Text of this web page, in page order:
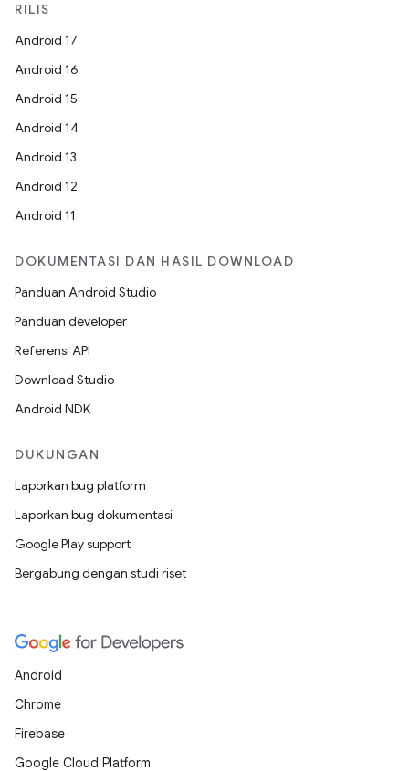
RILIS
Android 17
Android 16
Android 15
Android 14
Android 13
Android 12
Android 11
DOKUMENTASI DAN HASIL DOWNLOAD
Panduan Android Studio
Panduan developer
Referensi API
Download Studio
Android NDK
DUKUNGAN
Laporkan bug platform
Laporkan bug dokumentasi
Google Play support
Bergabung dengan studi riset
Android
Chrome
Firebase
Google Cloud Platform